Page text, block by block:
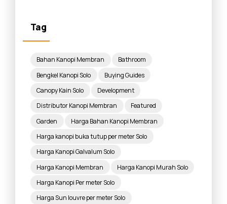
Tag
Bahan Kanopi Membran
Bathroom
Bengkel Kanopi Solo
Buying Guides
Canopy Kain Solo
Development
Distributor Kanopi Membran
Featured
Garden
Harga Bahan Kanopi Membran
Harga kanopi buka tutup per meter Solo
Harga Kanopi Galvalum Solo
Harga Kanopi Membran
Harga Kanopi Murah Solo
Harga Kanopi Per meter Solo
Harga Sun louvre per meter Solo